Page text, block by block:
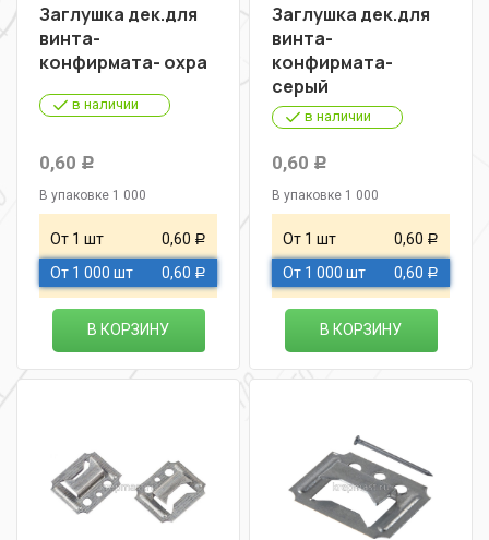
Заглушка дек.для
винта-
конфирмата- охра
в наличии
0,60 Р
В упаковке 1 000
От 1 шт 0,60 Р
От 1 000 шт 0,60 Р
В КОРЗИНУ
Заглушка дек.для
винта-
конфирмата-
серый
в наличии
0,60 Р
В упаковке 1 000
От 1 шт 0,60 Р
От 1 000 шт 0,60 Р
В КОРЗИНУ